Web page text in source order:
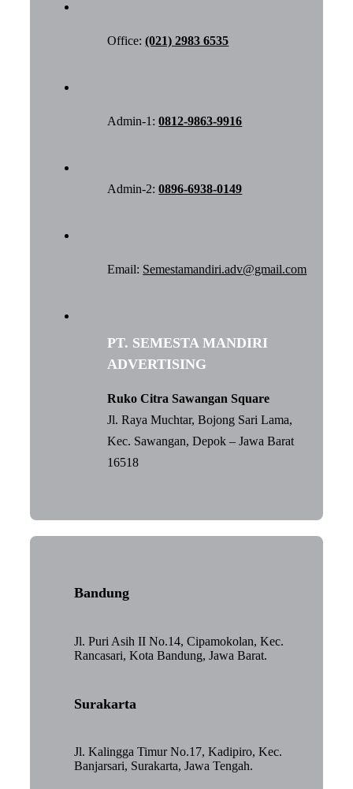
Office:(021) 2983 6535
Admin-1:0812-9863-9916
Admin-2:0896-6938-0149
Email: Semestamandiri.adv@gmail.com
PT. SEMESTA MANDIRI
ADVERTISING
Ruko Citra Sawangan Square
Jl. Raya Muchtar, Bojong Sari Lama,
Kec. Sawangan, Depok – Jawa Barat
16518
Bandung
Jl. Puri Asih II No.14, Cipamokolan, Kec.
Rancasari, Kota Bandung, Jawa Barat.
Surakarta
Jl. Kalingga Timur No.17, Kadipiro, Kec.
Banjarsari, Surakarta, Jawa Tengah.